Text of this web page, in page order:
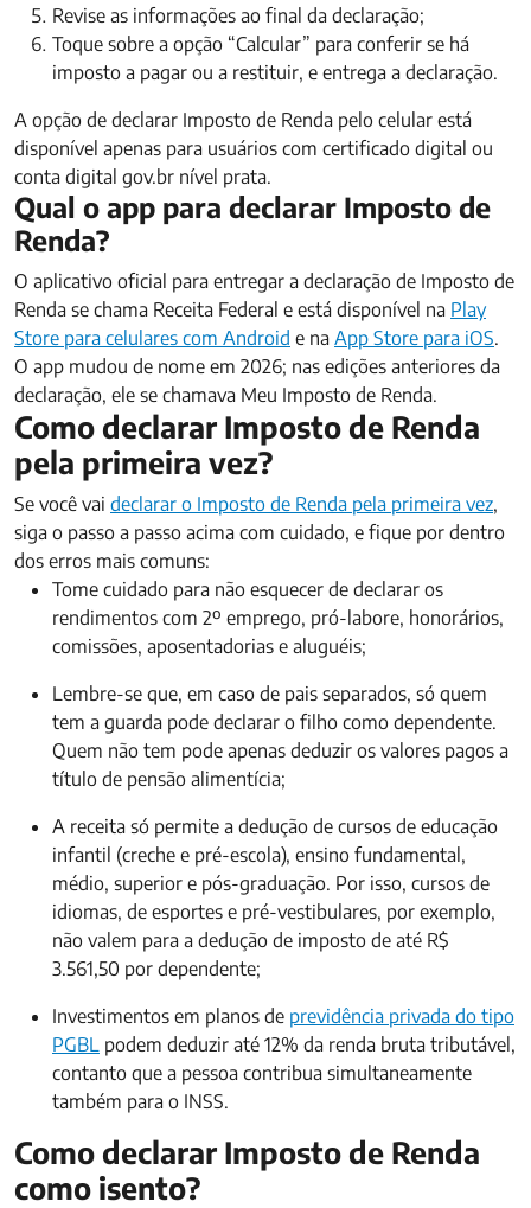
Revise as informações ao final da declaração;
Toque sobre a opção “Calcular” para conferir se há
imposto a pagar ou a restituir, e entrega a declaração.
A opção de declarar Imposto de Renda pelo celular está
disponível apenas para usuários com certificado digital ou
conta digital gov.br nível prata.
Qual o app para declarar Imposto de
Renda?
O aplicativo oficial para entregar a declaração de Imposto de
Renda se chama Receita Federal e está disponível na Play
Store para celulares com Android e na App Store para iOS.
O app mudou de nome em 2026; nas edições anteriores da
declaração, ele se chamava Meu Imposto de Renda.
Como declarar Imposto de Renda
pela primeira vez?
Se você vai declarar o Imposto de Renda pela primeira vez,
siga o passo a passo acima com cuidado, e fique por dentro
dos erros mais comuns:
Tome cuidado para não esquecer de declarar os
rendimentos com 2º emprego, pró-labore, honorários,
comissões, aposentadorias e aluguéis;
Lembre-se que, em caso de pais separados, só quem
tem a guarda pode declarar o filho como dependente.
Quem não tem pode apenas deduzir os valores pagos a
título de pensão alimentícia;
A receita só permite a dedução de cursos de educação
infantil (creche e pré-escola), ensino fundamental,
médio, superior e pós-graduação. Por isso, cursos de
idiomas, de esportes e pré-vestibulares, por exemplo,
não valem para a dedução de imposto de até R$
3.561,50 por dependente;
Investimentos em planos de previdência privada do tipo
PGBL podem deduzir até 12% da renda bruta tributável,
contanto que a pessoa contribua simultaneamente
também para o INSS.
Como declarar Imposto de Renda
como isento?​